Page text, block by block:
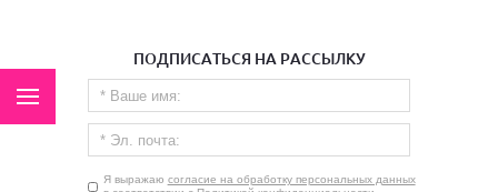
ПОДПИСАТЬСЯ НА РАССЫЛКУ
Я выражаю согласие на обработку персональных данных